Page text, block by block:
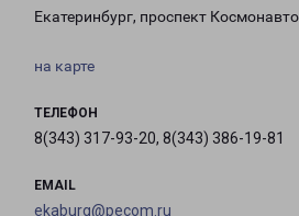
Екатеринбург, проспект
на карте
ТЕЛЕФОН
8(343) 317-93-20, 8(343) 386-19-81
EMAIL
ekaburg@pecom.ru